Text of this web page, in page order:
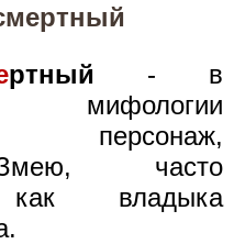
ртный - в
персонаж,
часто
как владыка